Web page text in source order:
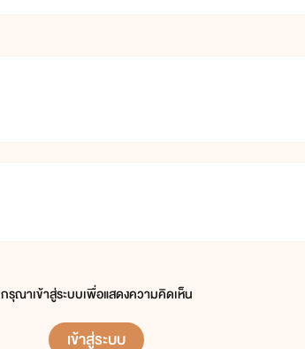
กรุณาเข้าสู่ระบบเพื่อแสดงความคิดเห็น
เข้าสู่ระบบ